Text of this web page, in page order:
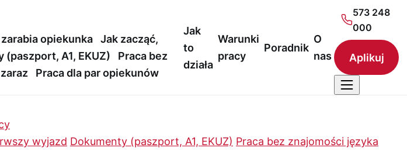
opiekunka
Jak zacząć,
(paszport, A1, EKUZ)
Praca bez
Praca dla par opiekunów
Jak
to
działa
Warunki
pracy
Poradnik
O
nas
573 248
000
Aplikuj
wyjazd Dokumenty (paszport, A1, EKUZ) Praca bez znajomości języka